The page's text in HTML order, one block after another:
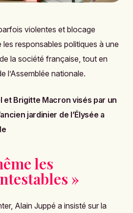
violentes et blocage
les responsables politiques à une
la société française, tout en
l’Assemblée nationale.
et Brigitte Macron visés par un
jardinier de l’Élysée a
les
»
Alain Juppé a insisté sur la